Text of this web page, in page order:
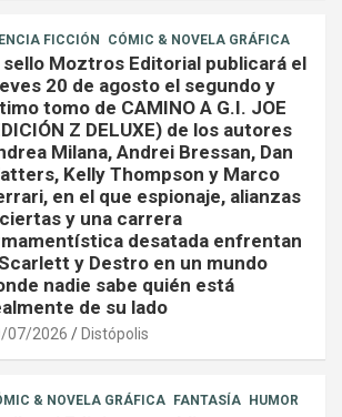
FICCIÓN CÓMIC & NOVELA GRÁFICA
sello Moztros Editorial publicará el
20 de agosto el segundo y
tomo de CAMINO A G.I. JOE
Z DELUXE) de los autores
Milana, Andrei Bressan, Dan
Kelly Thompson y Marco
en el que espionaje, alianzas
y una carrera
desatada enfrentan
y Destro en un mundo
nadie sabe quién está
de su lado
07/2026 Distópolis
& NOVELA GRÁFICA FANTASÍA HUMOR